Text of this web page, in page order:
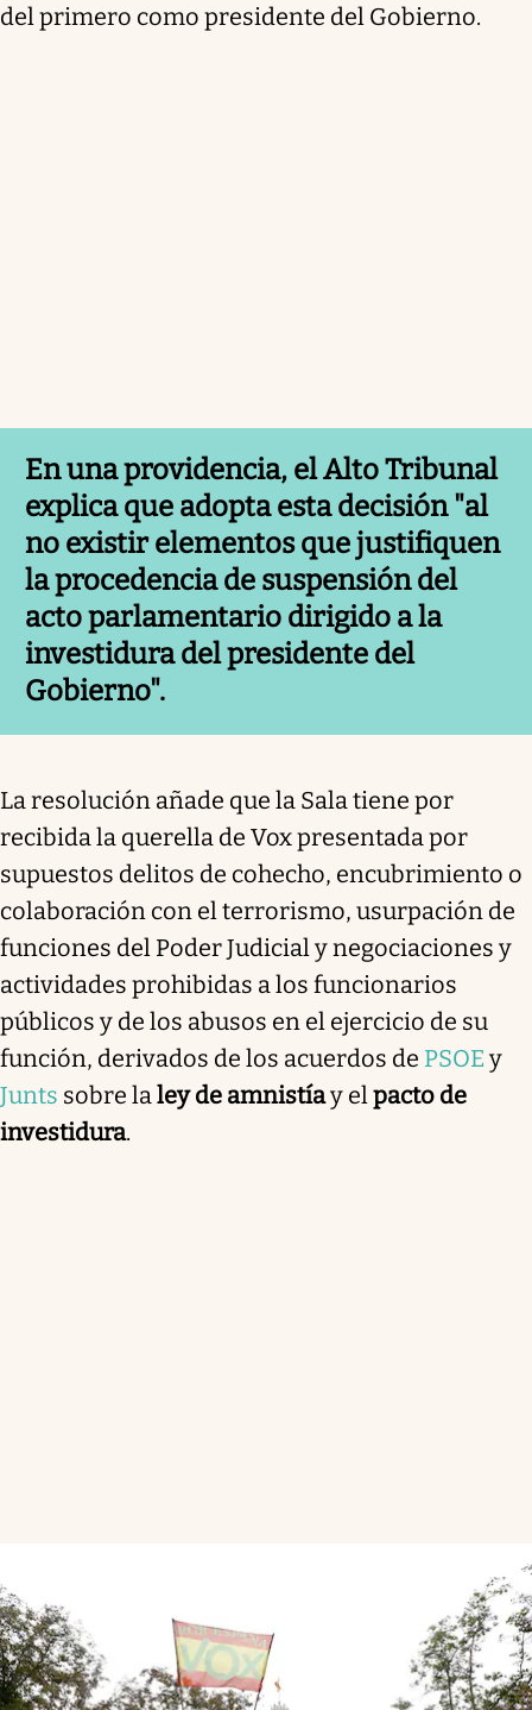
del primero como presidente del Gobierno.
En una providencia, el Alto Tribunal
explica que adopta esta decisión "al
no existir elementos que justifiquen
la procedencia de suspensión del
acto parlamentario dirigido a la
investidura del presidente del
Gobierno".
La resolución añade que la Sala tiene por
recibida la querella de Vox presentada por
supuestos delitos de cohecho, encubrimiento o
colaboración con el terrorismo, usurpación de
funciones del Poder Judicial y negociaciones y
actividades prohibidas a los funcionarios
públicos y de los abusos en el ejercicio de su
función, derivados de los acuerdos de PSOE y
Junts sobre laley de amnistíay elpacto de
investidura.